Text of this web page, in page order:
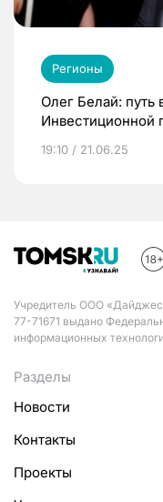
Регионы
Олег Белай: путь
19:10 / 21.06.25
Учредитель ООО
77-71671 выдано
информационных
Разделы
Новости
Контакты
Проекты